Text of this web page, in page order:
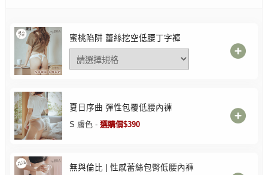
蜜桃陷阱 蕾絲挖空低腰丁字褲
夏日序曲 彈性包覆低腰內褲
S 膚色 - 選購價$390
無與倫比 | 性感蕾絲包臀低腰內褲